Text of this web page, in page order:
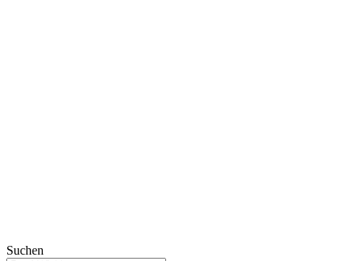
Suchen